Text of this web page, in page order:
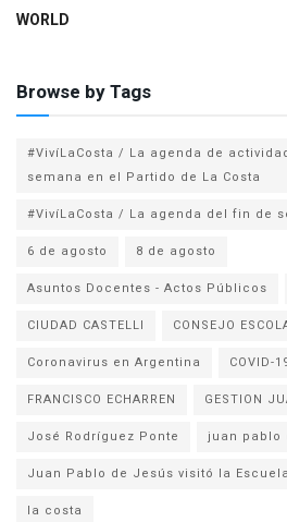
WORLD
Browse by Tags
#VivíLaCosta / La agenda de
semana en el Partido de La Costa
#VivíLaCosta / La agenda del fin de
6 de agosto
8 de agosto
Asuntos Docentes - Actos Públicos
CIUDAD CASTELLI
CONSEJO
Coronavirus en Argentina
COVID-
FRANCISCO ECHARREN
GESTION
José Rodríguez Ponte
juan pablo
la costa